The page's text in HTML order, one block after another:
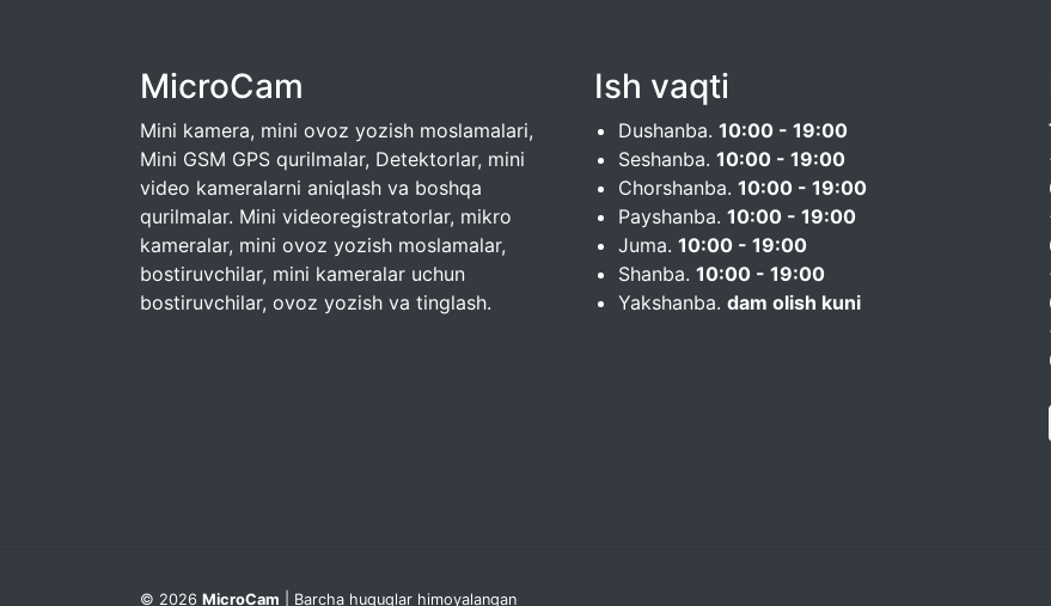
MicroCam
Mini kamera, mini ovoz yozish moslamalari,
Mini GSM GPS qurilmalar, Detektorlar, mini
video kameralarni aniqlash va boshqa
qurilmalar. Mini videoregistratorlar, mikro
kameralar, mini ovoz yozish moslamalar,
bostiruvchilar, mini kameralar uchun
bostiruvchilar, ovoz yozish va tinglash.
Ish vaqti
Dushanba. 10:00 - 19:00
Seshanba. 10:00 - 19:00
Chorshanba. 10:00 - 19:00
Payshanba. 10:00 - 19:00
Juma. 10:00 - 19:00
Shanba. 10:00 - 19:00
Yakshanba. dam olish kuni
© 2026 MicroCam | Barcha huquqlar himoyalangan